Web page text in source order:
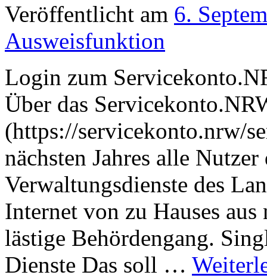
Veröffentlicht am 6.
Ausweisfunktion
Login zum
Über das
(https://servicekonto.nrw/
nächsten Jahres alle
Verwaltungsdienste des
Internet von zu Hauses
lästige Behördengang.
Dienste Das soll …